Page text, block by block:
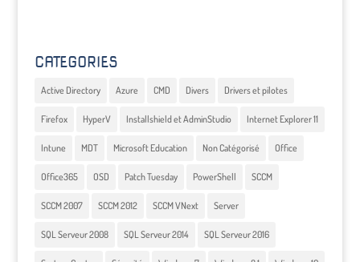
CATEGORIES
Active Directory Azure CMD Divers Drivers et pilotes
Firefox HyperV Installshield et AdminStudio Internet Explorer 11
Intune MDT Microsoft Education Non Catégorisé Office
Office365 OSD Patch Tuesday PowerShell SCCM
SCCM 2007 SCCM 2012 SCCM VNext Server
SQL Serveur 2008 SQL Serveur 2014 SQL Serveur 2016